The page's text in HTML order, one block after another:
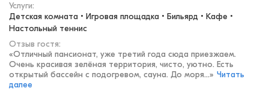
Услуги:
Детская комната • Игровая площадка • Бильярд • Кафе •
Настольный теннис
Отзыв гостя:
«Отличный пансионат, уже третий года сюда приезжаем.
Очень красивая зелёная территория, чисто, уютно. Есть
открытый бассейн с подогревом, сауна. До моря...» Читать
далее